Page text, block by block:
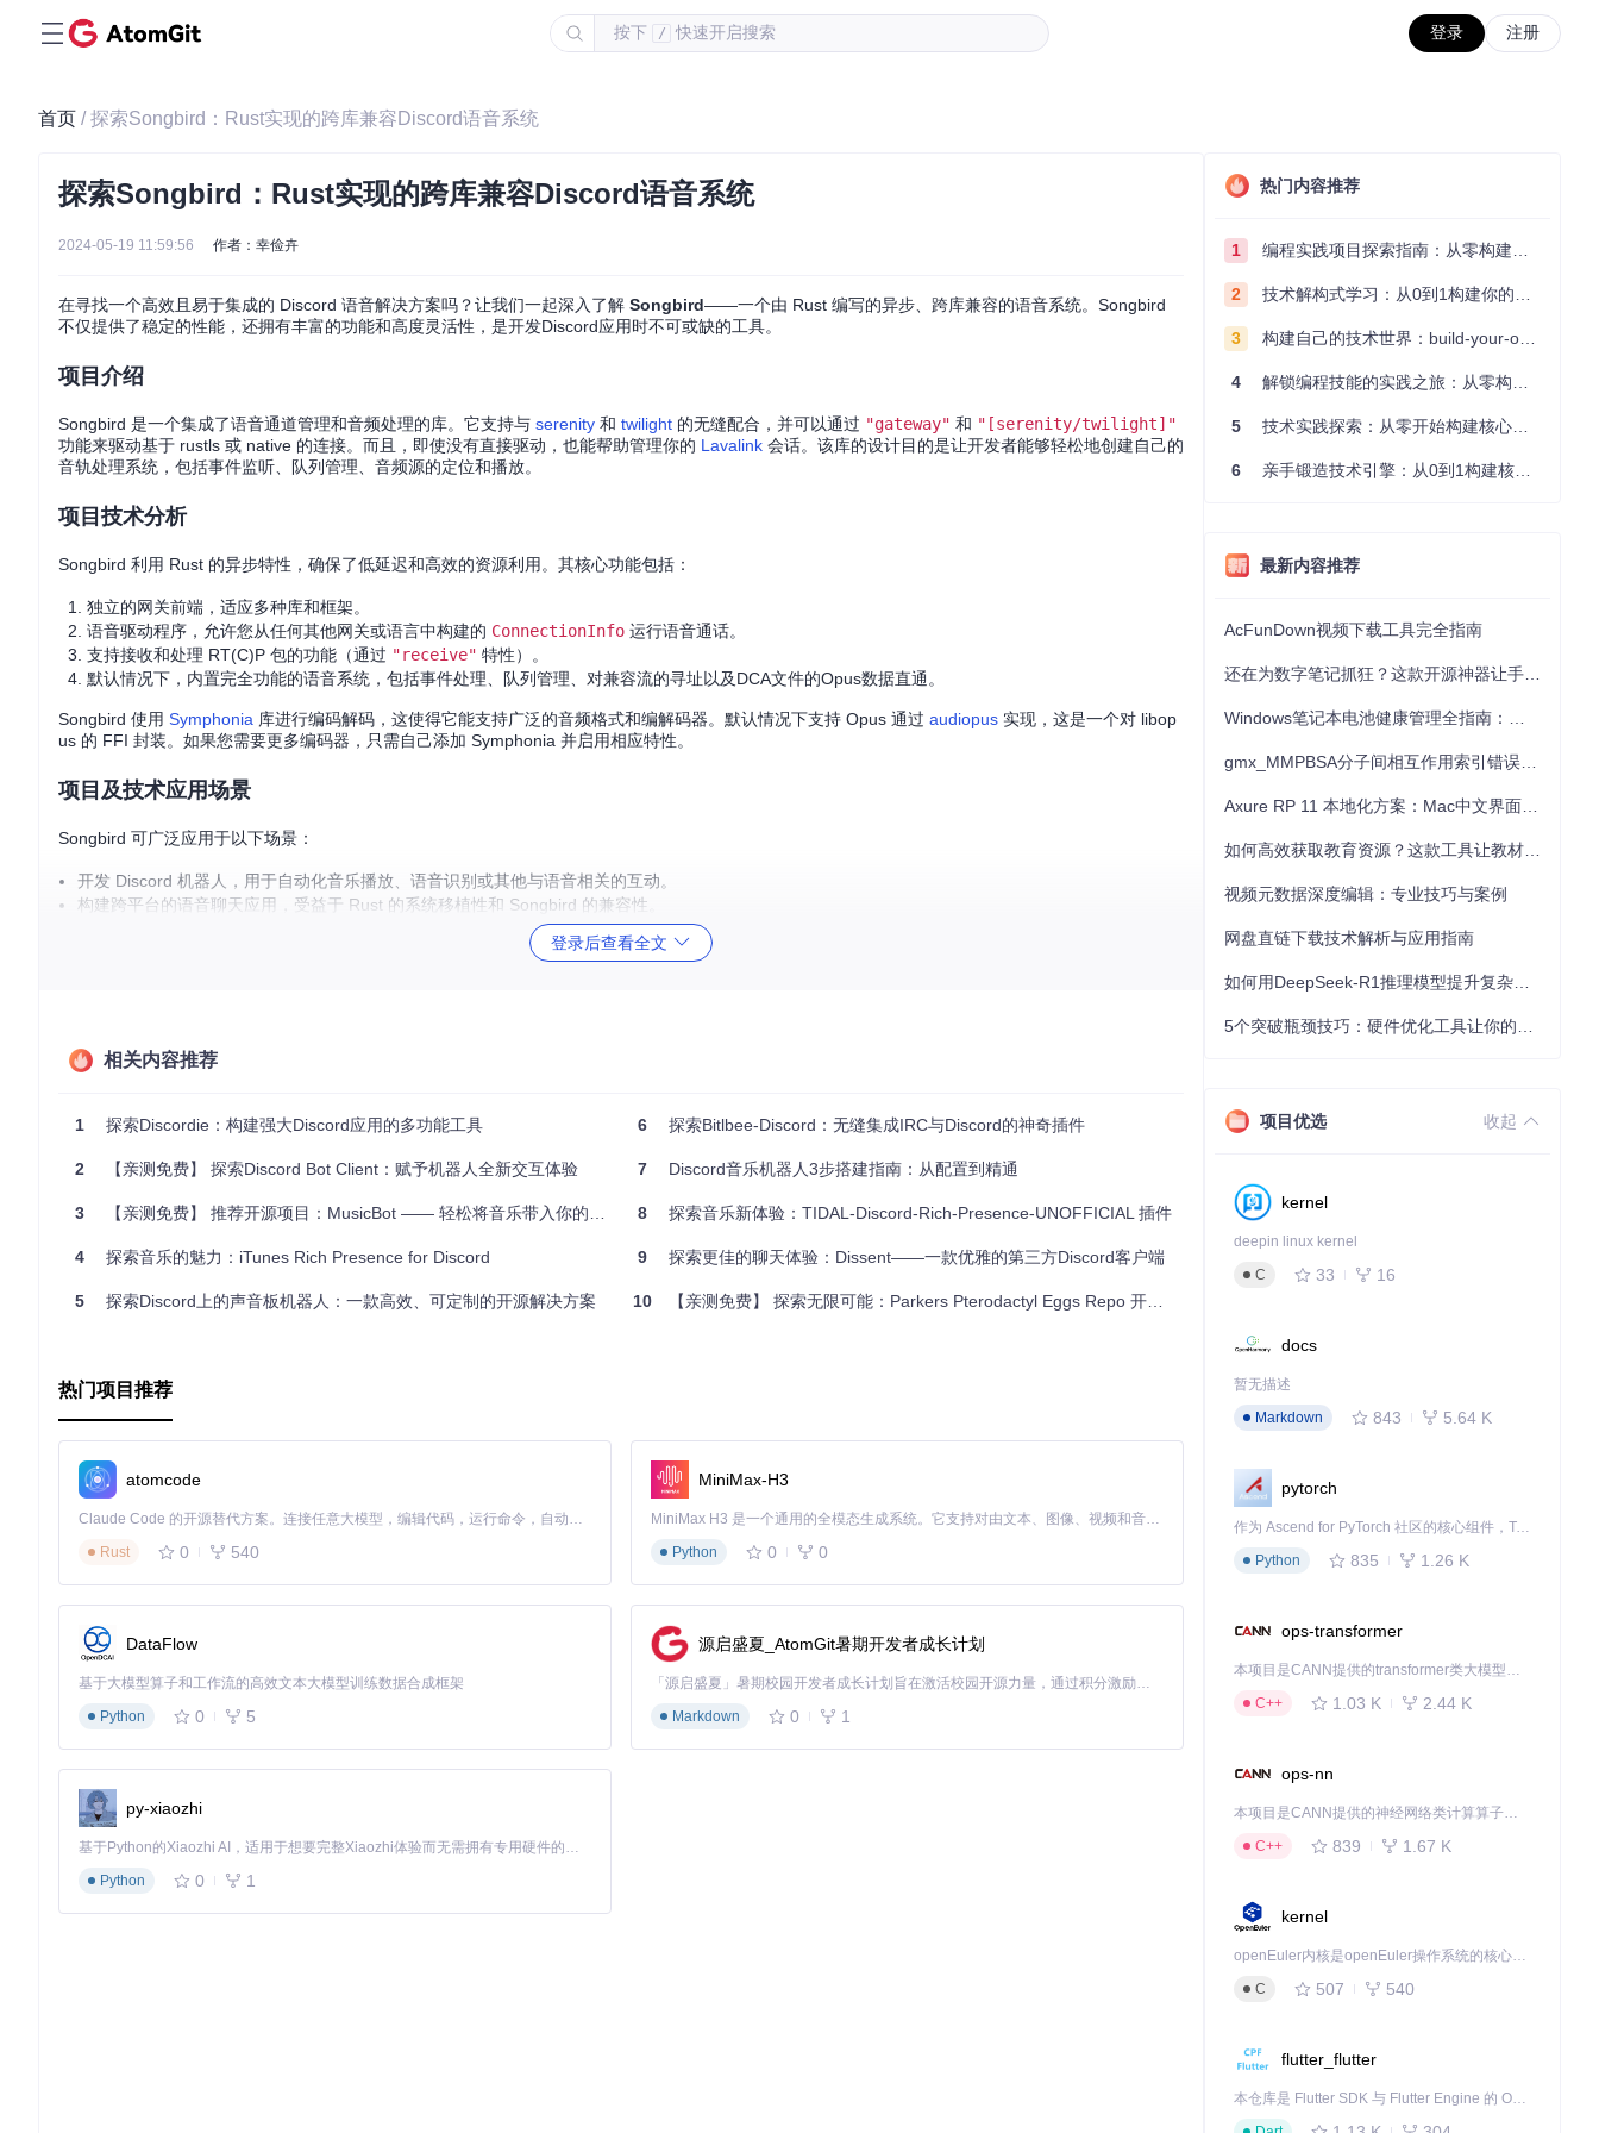
按下 / 快速开启搜索 登录 注册
首页 / 探索Songbird：Rust实现的跨库兼容Discord语音系统
探索Songbird：Rust实现的跨库兼容Discord语音系统
2024-05-19 11:59:56 作者：幸俭卉
在寻找一个高效且易于集成的 Discord 语音解决方案吗？让我们一起深入了解 Songbird——一个由 Rust 编写的异步、跨库兼容的语音系统。Songbird
不仅提供了稳定的性能，还拥有丰富的功能和高度灵活性，是开发Discord应用时不可或缺的工具。
项目介绍
Songbird 是一个集成了语音通道管理和音频处理的库。它支持与 serenity 和 twilight 的无缝配合，并可以通过 "gateway" 和 "[serenity/twilight]"
功能来驱动基于 rustls 或 native 的连接。而且，即使没有直接驱动，也能帮助管理你的 Lavalink 会话。该库的设计目的是让开发者能够轻松地创建自己的
音轨处理系统，包括事件监听、队列管理、音频源的定位和播放。
项目技术分析
Songbird 利用 Rust 的异步特性，确保了低延迟和高效的资源利用。其核心功能包括：
独立的网关前端，适应多种库和框架。
语音驱动程序，允许您从任何其他网关或语言中构建的 ConnectionInfo 运行语音通话。
支持接收和处理 RT(C)P 包的功能（通过 "receive" 特性）。
默认情况下，内置完全功能的语音系统，包括事件处理、队列管理、对兼容流的寻址以及DCA文件的Opus数据直通。
Songbird 使用 Symphonia 库进行编码解码，这使得它能支持广泛的音频格式和编解码器。默认情况下支持 Opus 通过 audiopus 实现，这是一个对 libop
us 的 FFI 封装。如果您需要更多编码器，只需自己添加 Symphonia 并启用相应特性。
项目及技术应用场景
Songbird 可广泛应用于以下场景：
开发 Discord 机器人，用于自动化音乐播放、语音识别或其他与语音相关的互动。
构建跨平台的语音聊天应用，受益于 Rust 的系统移植性和 Songbird 的兼容性。
在已有的 Discord 客户端基础上增强功能，如自定义音质调整或多频道同步。
灵活性：支持多种库集成和驱动方式，允许用户定制音频处理流程。
高性能
：利用 SIMD 加速 JSON 解析，并提供高效的数据传输机制。
跨平台：基于 Rust，可在多个操作系统上运行，无需担心兼容问题。
为了使用 Songbird，您需要安装 Opus 编码器，以及可选的 yt-dlp 工具以下载和转换在线音频源。相关安装指南在项目的 Readme 文档中有详细说明。
要了解更多关于 Songbird 的信息，包括示例代码和贡献指南，请访问该项目的 GitHub 页面。加入 官方Discord服务器与社区成员交流，并开始您的 Dis
cord 声音探索之旅吧！
登录后查看全文
相关内容推荐
1 探索Discordie：构建强大Discord应用的多功能工具
2 【亲测免费】 探索Discord Bot Client：赋予机器人全新交互体验
3 【亲测免费】 推荐开源项目：MusicBot —— 轻松将音乐带入你的Discord服务器
4 探索音乐的魅力：iTunes Rich Presence for Discord
5 探索Discord上的声音板机器人：一款高效、可定制的开源解决方案
6 探索Bitlbee-Discord：无缝集成IRC与Discord的神奇插件
7 Discord音乐机器人3步搭建指南：从配置到精通
8 探索音乐新体验：TIDAL-Discord-Rich-Presence-UNOFFICIAL 插件
9 探索更佳的聊天体验：Dissent——一款优雅的第三方Discord客户端
10 【亲测免费】 探索无限可能：Parkers Pterodactyl Eggs Repo 开源项目推荐
热门项目推荐
atomcode
Claude Code 的开源替代方案。连接任意大模型，编辑代码，运行命令，自动验证 — 全自动执行。用 Rust 构建，极致性能。 ｜ An open-source alternative to Claude Code. Connect any LLM, edit code, run commands, and verify changes — autonomously. Built in Rust for speed. Get Started
Rust
0 540
MiniMax-H3
MiniMax H3 是一个通用的全模态生成系统。它支持对由文本、图像、视频和音频组成的多模态上下文进行统一理解，并能生成分辨率高达 2K、时长可达 15 秒的带原生立体声音频的视频。得益于面向任务泛化的系统设计，H3 在预训练阶段就已具备广泛的多模态上下文理解与生成能力，能够出色地执行复杂的多模态指令。
Python
0 0
DataFlow
基于大模型算子和工作流的高效文本大模型训练数据合成框架
Python
0 5
源启盛夏_AtomGit暑期开发者成长计划
「源启盛夏」暑期校园开发者成长计划旨在激活校园开源力量，通过积分激励、认证扶持、资源倾斜等形式，引导高校组织和开发者完成「入驻 — 建项目 — 做贡献 — 获认证 — 得资源」的完整闭环。无论你是想带领社团入驻平台的组织者，还是希望用代码贡献证明自己的开发者，都能在这里找到属于你的成长路径。
Markdown
0 1
py-xiaozhi
基于Python的Xiaozhi AI，适用于想要完整Xiaozhi体验而无需拥有专用硬件的用户。
Python
0 1
热门内容推荐
1 编程实践项目探索指南：从零构建技术能力体系
2 技术解构式学习：从0到1构建你的编程知识体系
3 构建自己的技术世界：build-your-own-x项目的实践探索指南
4 解锁编程技能的实践之旅：从零构建你的技术世界
5 技术实践探索：从零开始构建核心系统的实践指南
6 亲手锻造技术引擎：从0到1构建核心系统的实践指南
最新内容推荐
AcFunDown视频下载工具完全指南
视频元数据深度编辑：专业技巧与案例
网盘直链下载技术解析与应用指南
项目优选 收起
kernel
deepin linux kernel
C
33 16
docs
暂无描述
Markdown
843 5.64 K
pytorch
作为 Ascend for PyTorch 社区的核心组件，TorchNPU 是昇腾专为 PyTorch 打造的深度学习适配插件，使 PyTorch 框架能够直接调用昇腾 NPU，为开发者提供昇腾 AI 处理器的超强算力。
Python
835 1.26 K
ops-transformer
本项目是CANN提供的transformer类大模型算子库，实现网络在NPU上加速计算。
C++
1.03 K 2.44 K
ops-nn
本项目是CANN提供的神经网络类计算算子库，实现网络在NPU上加速计算。
C++
839 1.67 K
kernel
openEuler内核是openEuler操作系统的核心，既是系统性能与稳定性的基石，也是连接处理器、设备与服务的桥梁。
C
507 540
flutter_flutter
本仓库是 Flutter SDK 与 Flutter Engine 的 OpenHarmony 适配版本，由 CPF-Flutter 团队维护。开发者可使用熟悉的 Flutter 技术栈开发 OpenHarmony 应用，3.35.7 及以后的适配版本可基于本仓库源码构建支持 OpenHarmony 的 Flutter Engine。